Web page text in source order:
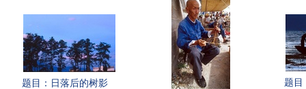
题目： 日落后的树影
题目